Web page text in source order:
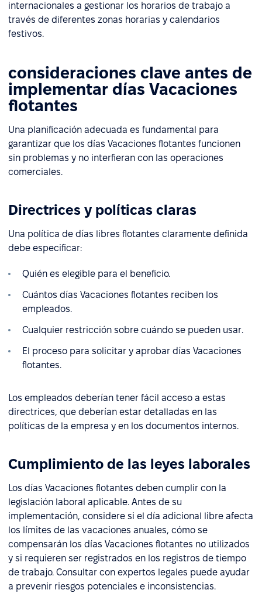
internacionales a gestionar los horarios de trabajo a
través de diferentes zonas horarias y calendarios
festivos.
consideraciones clave antes de
implementar días Vacaciones
flotantes
Una planificación adecuada es fundamental para
garantizar que los días Vacaciones flotantes funcionen
sin problemas y no interfieran con las operaciones
comerciales.
Directrices y políticas claras
Una política de días libres flotantes claramente definida
debe especificar:
Quién es elegible para el beneficio.
Cuántos días Vacaciones flotantes reciben los
empleados.
Cualquier restricción sobre cuándo se pueden usar.
El proceso para solicitar y aprobar días Vacaciones
flotantes.
Los empleados deberían tener fácil acceso a estas
directrices, que deberían estar detalladas en las
políticas de la empresa y en los documentos internos.
Cumplimiento de las leyes laborales
Los días Vacaciones flotantes deben cumplir con la
legislación laboral aplicable. Antes de su
implementación, considere si el día adicional libre afecta
los límites de las vacaciones anuales, cómo se
compensarán los días Vacaciones flotantes no utilizados
y si requieren ser registrados en los registros de tiempo
de trabajo. Consultar con expertos legales puede ayudar
a prevenir riesgos potenciales e inconsistencias.